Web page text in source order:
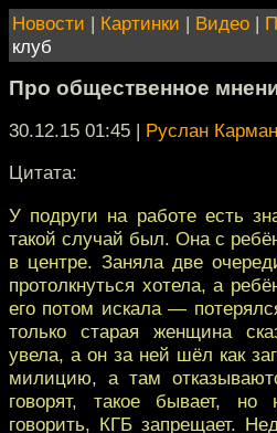
Новости | Картинки | Видео |
клуб
Про общественное
30.12.15 01:45 | Руслан
Цитата:
У подруги на работе есть
такой случай был. Она с
в центре. Заняла две
протолкнуться хотела, а
его потом искала —
только старая женщина
увела, а он за ней шёл как
милицию, а там
говорят, такое бывает, но
говорить, КГБ запрещает.